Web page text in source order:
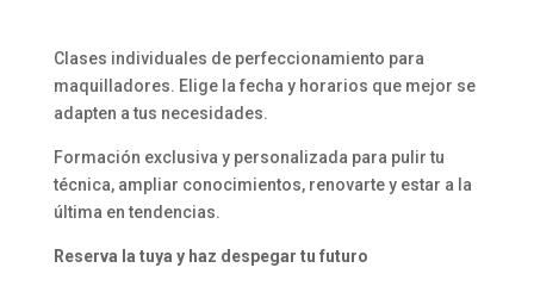
Clases individuales de perfeccionamiento para
maquilladores. Elige la fecha y horarios que mejor se
adapten a tus necesidades.
Formación exclusiva y personalizada para pulir tu
técnica, ampliar conocimientos, renovarte y estar a la
última en tendencias.
Reserva la tuya y haz despegar tu futuro